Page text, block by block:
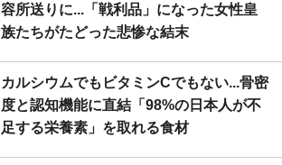
容所送りに...「戦利品」になった女性皇
族たちがたどった悲惨な結末
カルシウムでもビタミンCでもない...骨密
度と認知機能に直結「98%の日本人が不
足する栄養素」を取れる食材